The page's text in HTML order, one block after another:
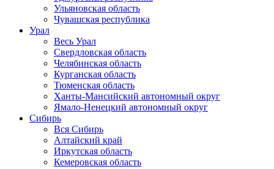
Ульяновская область
Чувашская республика
Урал
Весь Урал
Свердловская область
Челябинская область
Курганская область
Тюменская область
Ханты-Мансийский автономный округ
Ямало-Ненецкий автономный округ
Сибирь
Вся Сибирь
Алтайский край
Иркутская область
Кемеровская область